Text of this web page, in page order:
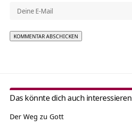
Das könnte dich auch interessieren
Der Weg zu Gott